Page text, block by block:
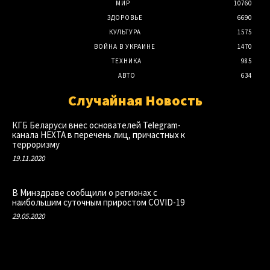
МИР
10760
ЗДОРОВЬЕ
6690
КУЛЬТУРА
1575
ВОЙНА В УКРАИНЕ
1470
ТЕХНИКА
985
АВТО
634
Случайная Новость
КГБ Беларуси внес основателей Telegram-
канала НЕХТА в перечень лиц, причастных к
терроризму
19.11.2020
В Минздраве сообщили о регионах с
наибольшим суточным приростом COVID-19
29.05.2020